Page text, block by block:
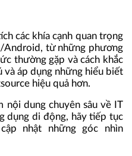
các khía cạnh quan trọng
Android, từ những phương
thường gặp và cách khắc
và áp dụng những hiểu biết
hiệu quả hơn.
nội dung chuyên sâu về IT
dụng di động, hãy tiếp tục
nhật những góc nhìn